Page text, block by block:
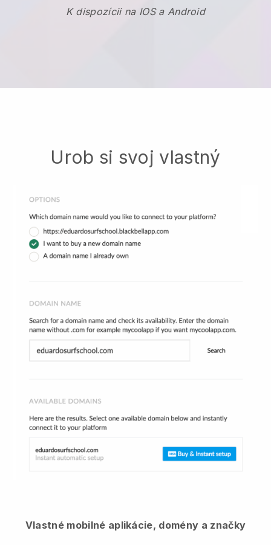
K dispozícii na IOS a Android
Urob si svoj vlastný
Vlastné mobilné aplikácie, domény a značky